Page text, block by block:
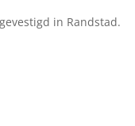
in Randstad.